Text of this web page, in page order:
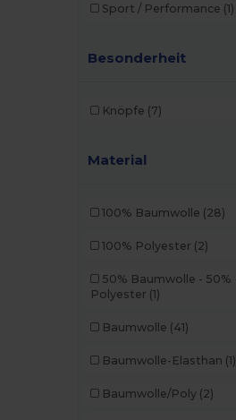
Sport / Performance (1)
Besonderheit
Knöpfe (7)
Material
100% Baumwolle (28)
100% Polyester (2)
50% Baumwolle - 50%
Polyester (1)
Baumwolle (41)
Baumwolle-Elasthan (1)
Baumwolle/Poly (2)